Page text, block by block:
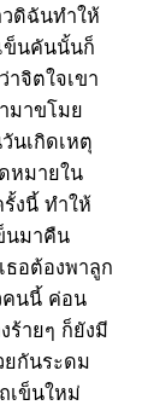
วดิฉันทำให้
ข็นคันนั้นก็
าจิตใจเขา
มาขโมย
นเกิดเหตุ
หมายใน
งนี้ ทำให้
นมาคืน
อต้องพาลูก
คนนี้ ค่อน
ร้ายๆ ก็ยังมี
ยกันระดม
เข็นใหม่